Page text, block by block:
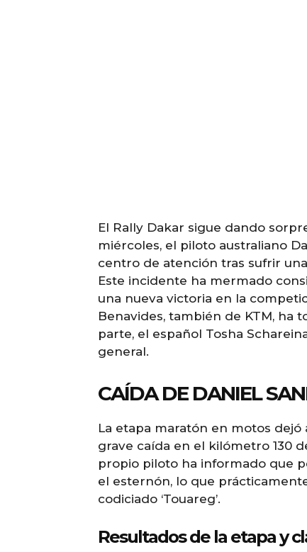
El Rally Dakar sigue dando
miércoles, el piloto australiano
centro de atención tras sufrir
Este incidente ha mermado
una nueva victoria en la
Benavides, también de KTM, ha
parte, el español Tosha
general.
CAÍDA DE DANIEL
La etapa maratón en motos
grave caída en el kilómetro 130
propio piloto ha informado que
el esternón, lo que
codiciado ‘Touareg’.
Resultados de la etapa y